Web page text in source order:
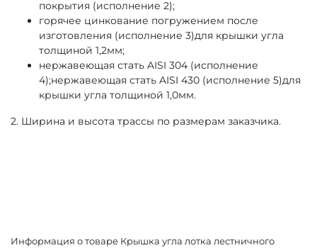
покрытия (исполнение 2);
горячее цинкование погружением после
изготовления (исполнение 3)для крышки угла
толщиной 1,2мм;
нержавеющая стать AISI 304 (исполнение
4);нержавеющая стать AISI 430 (исполнение 5)для
крышки угла толщиной 1,0мм.
2. Ширина и высота трассы по размерам заказчика.
Информация о товаре Крышка угла лотка лестничного